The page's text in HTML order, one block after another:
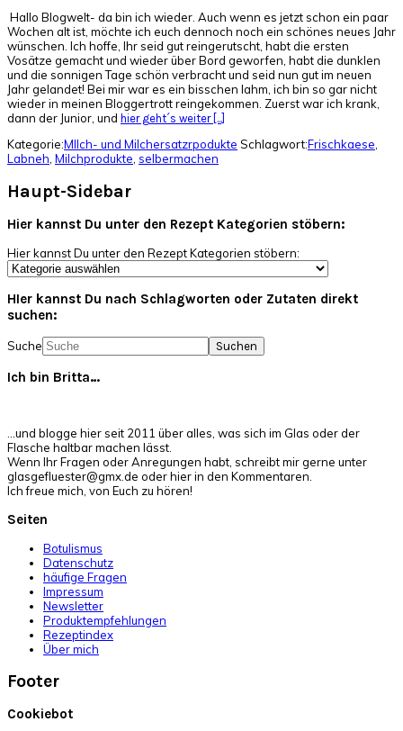
Hallo Blogwelt- da bin ich wieder. Auch wenn es jetzt schon ein paar
Wochen alt ist, möchte ich euch dennoch noch ein schönes neues Jahr
wünschen. Ich hoffe, Ihr seid gut reingerutscht, habt die ersten
Vosätze gemacht und wieder über Bord geworfen, habt die dunklen
und die sonnigen Tage schön verbracht und seid nun gut im neuen
Jahr gelandet! Bei mir war es ein bisschen lahm, ich bin so gar nicht
wieder in meinen Bloggertrott reingekommen. Zuerst war ich krank,
dann der Junior, und hier geht´s weiter [...]
Kategorie:MIlch- und Milchersatzrpodukte Schlagwort:Frischkaese,
Labneh, Milchprodukte, selbermachen
Haupt-Sidebar
Hier kannst Du unter den Rezept Kategorien stöbern:
Hier kannst Du unter den Rezept Kategorien stöbern:
HIer kannst Du nach Schlagworten oder Zutaten direkt
suchen:
Suche
Ich bin Britta…
…und blogge hier seit 2011 über alles, was sich im Glas oder der
Flasche haltbar machen lässt.
Wenn Ihr Fragen oder Anregungen habt, schreibt mir gerne unter
glasgefluester@gmx.de oder hier in den Kommentaren.
Ich freue mich, von Euch zu hören!
Seiten
Botulismus
Datenschutz
häufige Fragen
Impressum
Newsletter
Produktempfehlungen
Rezeptindex
Über mich
Footer
Cookiebot